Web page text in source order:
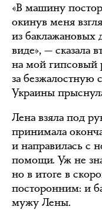
«В машину
окинув меня
из
виде», — сказала
на мой гипсовый
за безжалостную
Украины
Лена взяла под
принимала
и направилась с
помощи. Уж не
но в итоге в
посторонним: и
мужу Лены.